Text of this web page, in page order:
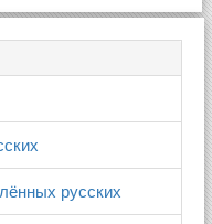
русских